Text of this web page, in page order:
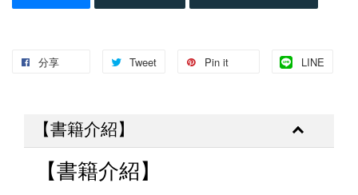
分享 Tweet Pin it LINE
【書籍介紹】
【書籍介紹】